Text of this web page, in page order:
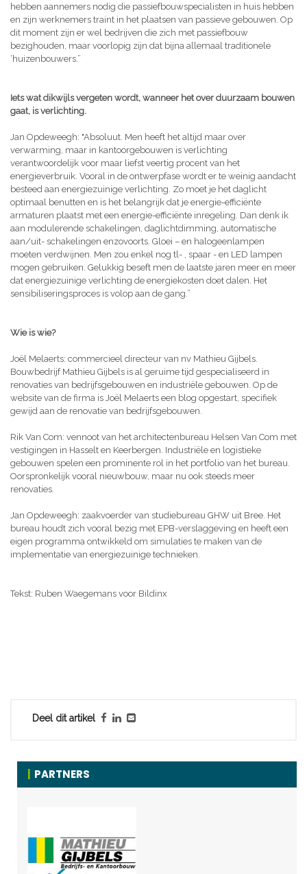
hebben aannemers nodig die passiefbouwspecialisten in huis hebben
en zijn werknemers traint in het plaatsen van passieve gebouwen. Op
dit moment zijn er wel bedrijven die zich met passiefbouw
bezighouden, maar voorlopig zijn dat bijna allemaal traditionele
‘huizenbouwers.”
Iets wat dikwijls vergeten wordt, wanneer het over duurzaam bouwen
gaat, is verlichting.
Jan Opdeweegh: "Absoluut. Men heeft het altijd maar over
verwarming, maar in kantoorgebouwen is verlichting
verantwoordelijk voor maar liefst veertig procent van het
energieverbruik. Vooral in de ontwerpfase wordt er te weinig aandacht
besteed aan energiezuinige verlichting. Zo moet je het daglicht
optimaal benutten en is het belangrijk dat je energie-efficiënte
armaturen plaatst met een energie-efficiënte inregeling. Dan denk ik
aan modulerende schakelingen, daglichtdimming, automatische
aan/uit- schakelingen enzovoorts. Gloei – en halogeenlampen
moeten verdwijnen. Men zou enkel nog tl- , spaar - en LED lampen
mogen gebruiken. Gelukkig beseft men de laatste jaren meer en meer
dat energiezuinige verlichting de energiekosten doet dalen. Het
sensibiliseringsproces is volop aan de gang.”
Wie is wie?
Joël Melaerts: commercieel directeur van nv Mathieu Gijbels.
Bouwbedrijf Mathieu Gijbels is al geruime tijd gespecialiseerd in
renovaties van bedrijfsgebouwen en industriële gebouwen. Op de
website van de firma is Joël Melaerts een blog opgestart, specifiek
gewijd aan de renovatie van bedrijfsgebouwen.
Rik Van Com: vennoot van het architectenbureau Helsen Van Com met
vestigingen in Hasselt en Keerbergen. Industriële en logistieke
gebouwen spelen een prominente rol in het portfolio van het bureau.
Oorspronkelijk vooral nieuwbouw, maar nu ook steeds meer
renovaties.
Jan Opdeweegh: zaakvoerder van studiebureau GHW uit Bree. Het
bureau houdt zich vooral bezig met EPB-verslaggeving en heeft een
eigen programma ontwikkeld om simulaties te maken van de
implementatie van energiezuinige technieken.
Tekst: Ruben Waegemans voor Bildinx
Deel dit artikel
PARTNERS